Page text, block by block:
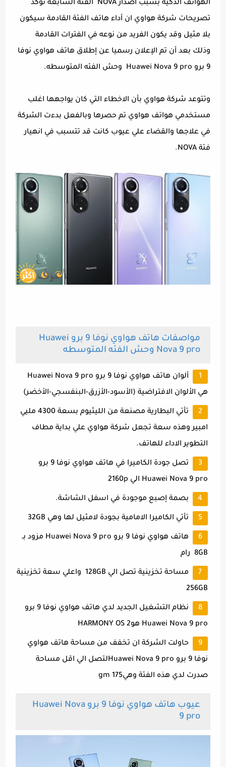
الهواتف الذكية بسبب اصدار NOVA الفئة السابعة تؤكد
تصريحات شركة هواوي ان أداء هاتف الفئة القادمة سيكون
بلا مثيل وقد يكون الفريد من نوعه في الفترات القادمة
وذلك بعد أن تم الإعلان رسميا عن إطلاق هاتف هواوي نوفا
9 برو Huawei Nova 9 pro وحش الفئه المتوسطه.
وتتوعد شركة هواوي بأن الاخطاء التي كان يواجهها اغلب
مستخدمي هواتف هواوي تم حصرها وبالفعل بدءت الشركة
في علاجها والقضاء علي عيوب كانت قد تتسبب في انهيار
فئة NOVA.
مواصفات هاتف هواوي نوفا 9 برو Huawei
Nova 9 pro وحش الفئه المتوسطه
ألوان هاتف هواوي نوفا 9 برو Huawei Nova 9 pro
هي الألوان الافتراضية (الأسود-الأزرق-البنفسجي-الأخضر)
تأتي البطارية مصنعة من الليثيوم بسعة 4300 مليي
امبير وهذه سعة تجعل شركة هواوي علي بداية مطاف
التطوير الاداء للهاتف.
تصل جودة الكاميرا في هاتف هواوي نوفا 9 برو
Huawei Nova 9 pro الي 2160p
بصمة إصبع موجودة في اسفل الشاشة.
تأتي الكاميرا الامامية بجودة لامثيل لها وهي 32GB
هاتف هواوي نوفا 9 برو Huawei Nova 9 pro مزود بـ
8GB رام
مساحة تخزينية تصل الي 128GB واعلي سعة تخزينية
256GB
نظام التشغيل الجديد لدي هاتف هواوي نوفا 9 برو
Huawei Nova 9 pro هوHARMONY OS 2
حاولت الشركة ان تخفف من مساحة هاتف هواوي
نوفا 9 برو Huawei Nova 9 proلتصل الي اقل مساحة
صدرت لدي هذه الفئة وهي175 gm
عيوب هاتف هواوي نوفا 9 برو Huawei Nova
9 pro